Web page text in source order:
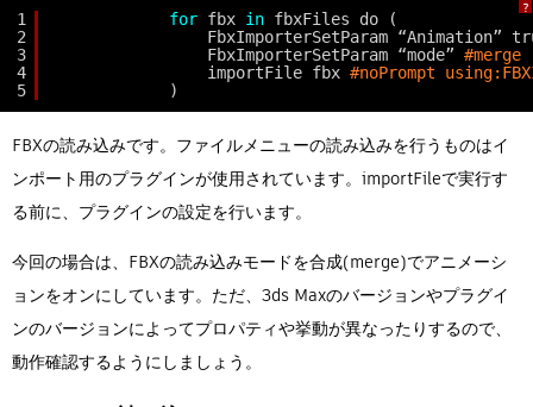
?
1
2
3
4
5
for fbx in fbxFiles do (
FbxImporterSetParam “Animation”
FbxImporterSetParam “mode” #merge
importFile fbx #noPrompt
)
FBXの読み込みです。ファイルメニューの読み込みを行うものはイ
ンポート用のプラグインが使用されています。importFileで実行す
る前に、プラグインの設定を行います。
今回の場合は、FBXの読み込みモードを合成(merge)でアニメーシ
ョンをオンにしています。ただ、3ds Maxのバージョンやプラグイ
ンのバージョンによってプロパティや挙動が異なったりするので、
動作確認するようにしましょう。